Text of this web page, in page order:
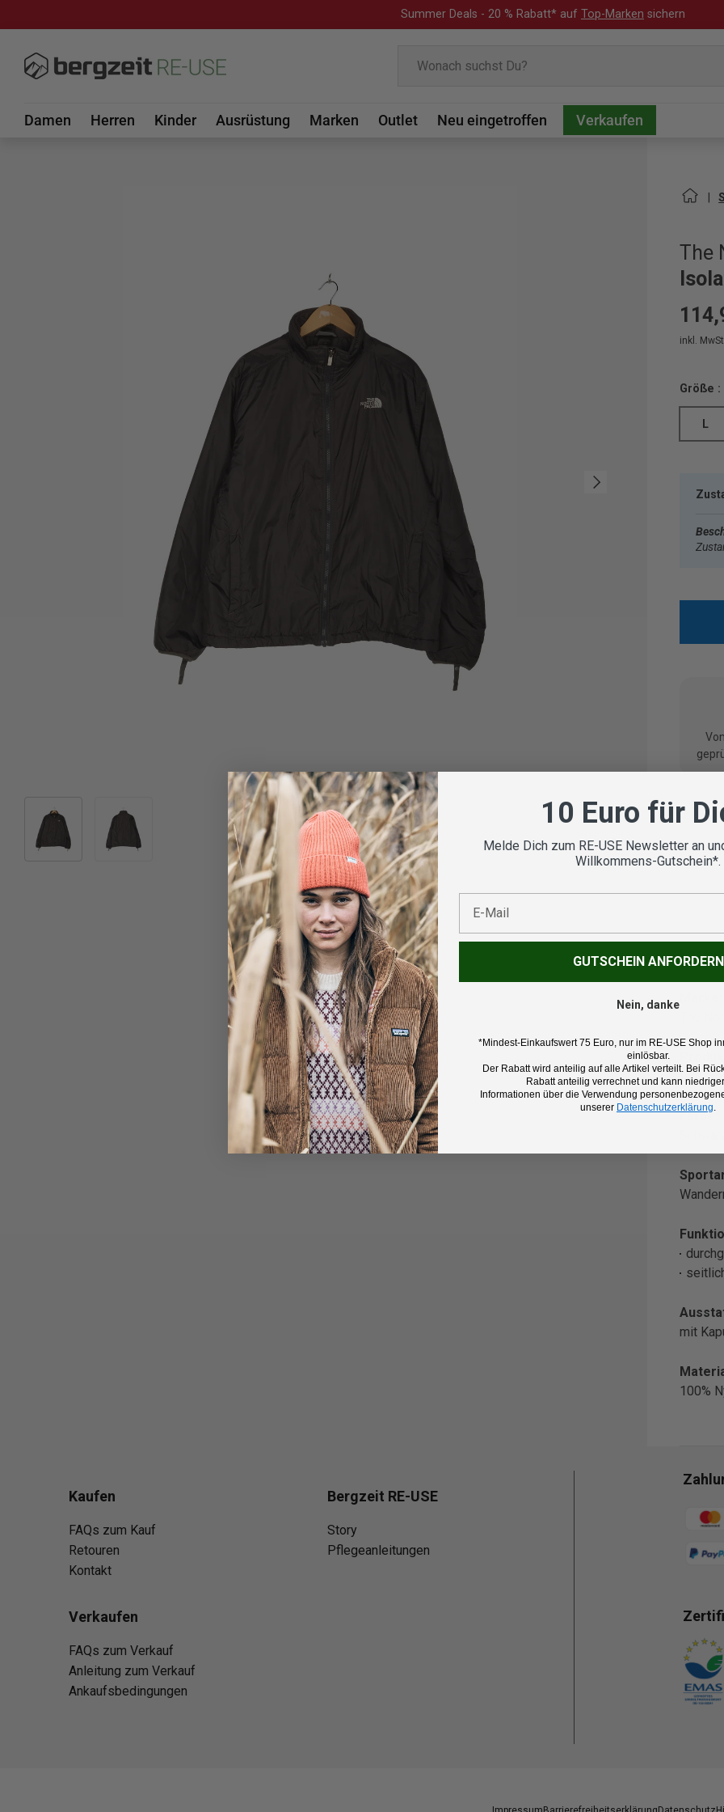
Summer Deals - 20 % Rabatt* auf Top-Marken sichern
Damen Herren Kinder Ausrüstung Marken Outlet Neu eingetroffen Verkaufen
Nächste
Bild 2 in Galerieansicht laden
The
inkl.
Größe :
L
Farbe:
mit
100%
Kaufen
FAQs zum Kauf
Retouren
Kontakt
Bergzeit RE-USE
Story
Pflegeanleitungen
Verkaufen
FAQs zum Verkauf
Anleitung zum Verkauf
Ankaufsbedingungen
10 Euro für
Melde Dich zum RE-USE Newsletter an
Willkommens-Gutschein*.
GUTSCHEIN ANFORDERN
Nein, danke
*Mindest-Einkaufswert 75 Euro, nur im RE-USE Shop
einlösbar.
Der Rabatt wird anteilig auf alle Artikel verteilt. Bei
Rabatt anteilig verrechnet und kann
Informationen über die Verwendung
unserer Datenschutzerklärung